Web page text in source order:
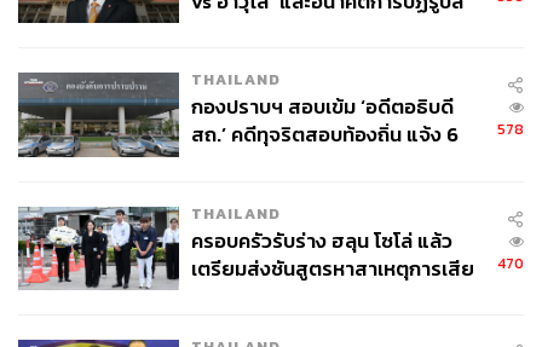
THAILAND
กองปราบฯ สอบเข้ม ‘อดีตอธิบดี
สถ.’ คดีทุจริตสอบท้องถิ่น แจ้ง 6
578
THAILAND
ครอบครัวรับร่าง ฮลุน โซโล่ แล้ว
เตรียมส่งชันสูตรหาสาเหตุการเสีย
470